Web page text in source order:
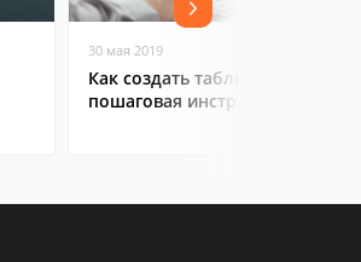
30 мая 2019
Как создать таблицу в Excel:
пошаговая инструкция